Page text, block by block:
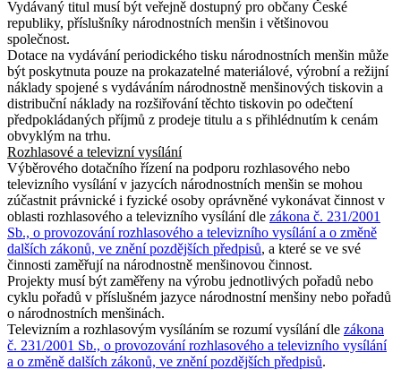
Vydávaný titul musí být veřejně dostupný pro občany České
republiky, příslušníky národnostních menšin i většinovou
společnost.
Dotace na vydávání periodického tisku národnostních menšin může
být poskytnuta pouze na prokazatelné materiálové, výrobní a režijní
náklady spojené s vydáváním národnostně menšinových tiskovin a
distribuční náklady na rozšiřování těchto tiskovin po odečtení
předpokládaných příjmů z prodeje titulu a s přihlédnutím k cenám
obvyklým na trhu.
Rozhlasové a televizní vysílání
Výběrového dotačního řízení na podporu rozhlasového nebo
televizního vysílání v jazycích národnostních menšin se mohou
zúčastnit právnické i fyzické osoby oprávněné vykonávat činnost v
oblasti rozhlasového a televizního vysílání dle zákona č. 231/2001
Sb., o provozování rozhlasového a televizního vysílání a o změně
dalších zákonů, ve znění pozdějších předpisů, a které se ve své
činnosti zaměřují na národnostně menšinovou činnost.
Projekty musí být zaměřeny na výrobu jednotlivých pořadů nebo
cyklu pořadů v příslušném jazyce národnostní menšiny nebo pořadů
o národnostních menšinách.
Televizním a rozhlasovým vysíláním se rozumí vysílání dle zákona
č. 231/2001 Sb., o provozování rozhlasového a televizního vysílání
a o změně dalších zákonů, ve znění pozdějších předpisů.